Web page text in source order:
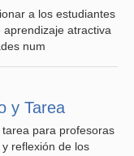
a los estudiantes
atractiva
num
y Tarea
para profesoras
reflexión de los